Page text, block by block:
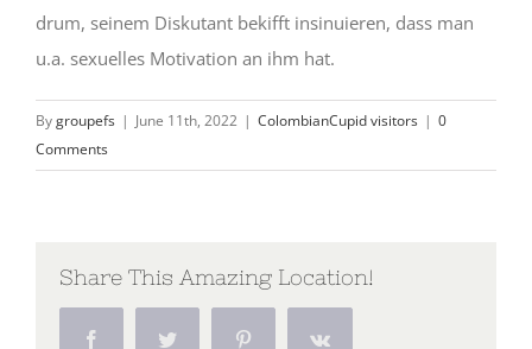
drum, seinem Diskutant bekifft insinuieren, dass man
u.a. sexuelles Motivation an ihm hat.
Bygroupefs | June 11th, 2022 | ColombianCupid visitors | 0
Comments
Share This Amazing Location!
Facebook Pinterest Vk